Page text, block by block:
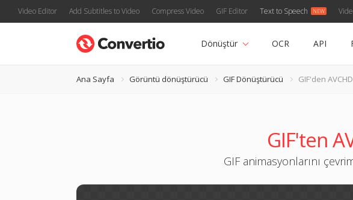
Video Editor Add Subtitles to Video Compress Video GIF Editor Text to Speech
Dönüştür OCR API
Ana Sayfa Görüntü dönüştürücü GIF Dönüştürücü GIF'den
GIF'ten
GIF animasyonlarını